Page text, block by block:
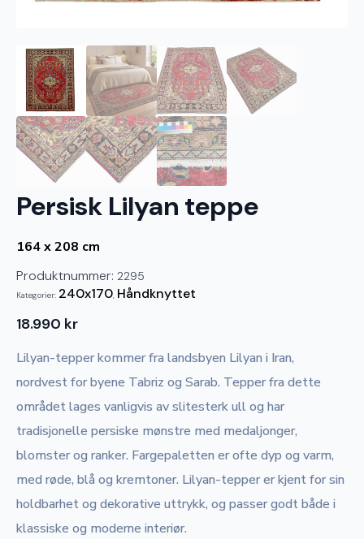
Persisk Lilyan teppe
164 x 208 cm
Produktnummer: 2295
Kategorier: 240x170, Håndknyttet
18.990 kr
Lilyan-tepper kommer fra landsbyen Lilyan i Iran,
nordvest for byene Tabriz og Sarab. Tepper fra dette
området lages vanligvis av slitesterk ull og har
tradisjonelle persiske mønstre med medaljonger,
blomster og ranker. Fargepaletten er ofte dyp og varm,
med røde, blå og kremtoner. Lilyan-tepper er kjent for sin
holdbarhet og dekorative uttrykk, og passer godt både i
klassiske og moderne interiør.